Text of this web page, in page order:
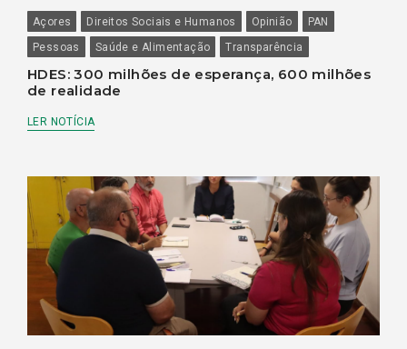
Açores Direitos Sociais e Humanos Opinião
PAN
Pessoas
Saúde e Alimentação Transparência
HDES: 300 milhões de esperança, 600 milhões
de realidade
LER NOTÍCIA